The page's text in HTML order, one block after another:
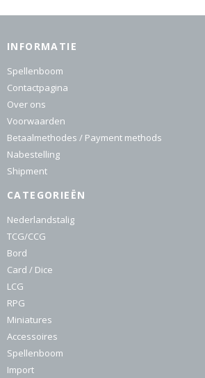
INFORMATIE
Spellenboom
Contactpagina
Over ons
Voorwaarden
Betaalmethodes / Payment methods
Nabestelling
Shipment
CATEGORIEËN
Nederlandstalig
TCG/CCG
Bord
Card / Dice
LCG
RPG
Miniatures
Accessoires
Spellenboom
Import